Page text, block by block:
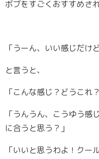
ボブをすごくおすすめさ
「うーん、いい感じだけ
と言うと、
「こんな感じ？どうこれ
「うんうん、こうゆう感
に合うと思う？」
「いいと思うわよ！クー